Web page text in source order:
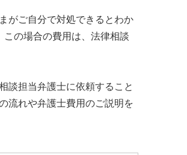
がご自分で対処できるとわか
の場合の費用は、法律相談
談担当弁護士に依頼すること
流れや弁護士費用のご説明を